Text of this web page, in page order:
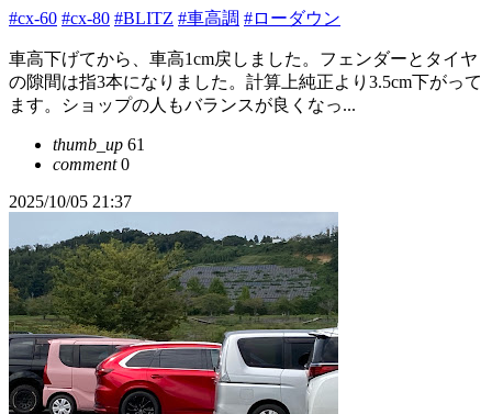
#cx-60 #cx-80 #BLITZ #車高調 #ローダウン
車高下げてから、車高1cm戻しました。フェンダーとタイヤ
の隙間は指3本になりました。計算上純正より3.5cm下がって
ます。ショップの人もバランスが良くなっ...
thumb_up 61
comment0
2025/10/05 21:37